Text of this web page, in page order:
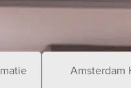
Amsterdam